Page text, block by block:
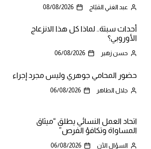
عبد الغني القبّاج 08/08/2026
أحداث سبتة.. لماذا كل هذا الانزعاج
الأوروبي؟
حسن زهير 06/08/2026
حضور المحامي جوهري وليس مجرد إجراء
جلال الطاهر 06/08/2026
اتحاد العمل النسائي يطلق “ميثاق
المساواة وتكافؤ الفرص”
السؤال الآن 06/08/2026